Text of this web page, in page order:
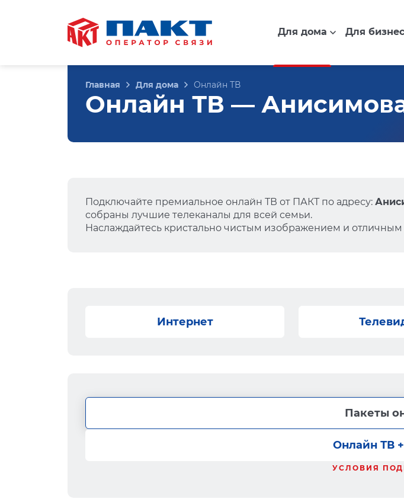
Для дома Для
Главная Для дома Онлайн ТВ
Онлайн ТВ —
Подключайте премиальное онлайн ТВ от ПАКТ по адресу:
собраны лучшие телеканалы для всей семьи.
Наслаждайтесь кристально чистым изображением и отличным
Интернет
Пакеты
Онлайн ТВ
УСЛОВИЯ